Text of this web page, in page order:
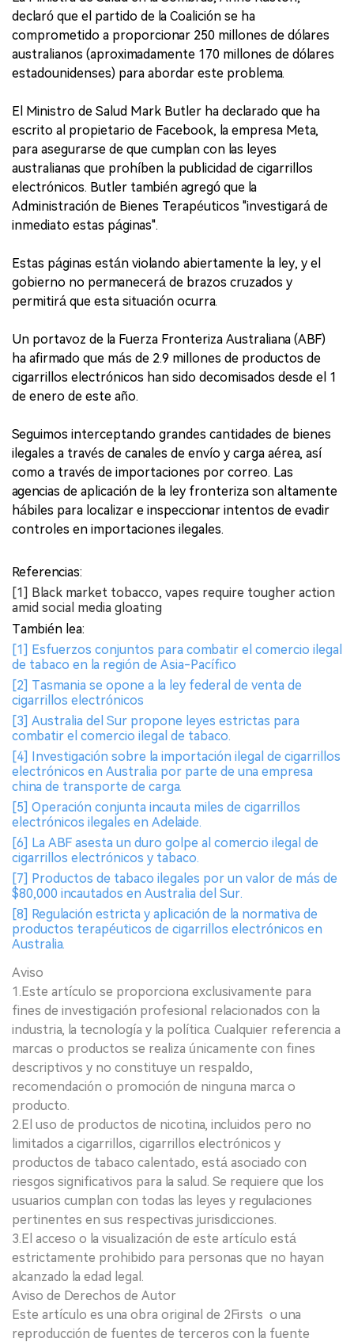
declaró que el partido de la Coalición se ha
comprometido a proporcionar 250 millones de dólares
australianos (aproximadamente 170 millones de dólares
estadounidenses) para abordar este problema.
El Ministro de Salud Mark Butler ha declarado que ha
escrito al propietario de Facebook, la empresa Meta,
para asegurarse de que cumplan con las leyes
australianas que prohíben la publicidad de cigarrillos
electrónicos. Butler también agregó que la
Administración de Bienes Terapéuticos "investigará de
inmediato estas páginas".
Estas páginas están violando abiertamente la ley, y el
gobierno no permanecerá de brazos cruzados y
permitirá que esta situación ocurra.
Un portavoz de la Fuerza Fronteriza Australiana (ABF)
ha afirmado que más de 2.9 millones de productos de
cigarrillos electrónicos han sido decomisados desde el 1
de enero de este año.
Seguimos interceptando grandes cantidades de bienes
ilegales a través de canales de envío y carga aérea, así
como a través de importaciones por correo. Las
agencias de aplicación de la ley fronteriza son altamente
hábiles para localizar e inspeccionar intentos de evadir
controles en importaciones ilegales.
Referencias:
[1] Black market tobacco, vapes require tougher action
amid social media gloating
También lea:
[1] Esfuerzos conjuntos para combatir el comercio ilegal
de tabaco en la región de Asia-Pacífico
[2] Tasmania se opone a la ley federal de venta de
cigarrillos electrónicos
[3] Australia del Sur propone leyes estrictas para
combatir el comercio ilegal de tabaco.
[4] Investigación sobre la importación ilegal de cigarrillos
electrónicos en Australia por parte de una empresa
china de transporte de carga.
[5] Operación conjunta incauta miles de cigarrillos
electrónicos ilegales en Adelaide.
[6] La ABF asesta un duro golpe al comercio ilegal de
cigarrillos electrónicos y tabaco.
[7] Productos de tabaco ilegales por un valor de más de
$80,000 incautados en Australia del Sur.
[8] Regulación estricta y aplicación de la normativa de
productos terapéuticos de cigarrillos electrónicos en
Australia.
Aviso
1.Este artículo se proporciona exclusivamente para
fines de investigación profesional relacionados con la
industria, la tecnología y la política. Cualquier referencia a
marcas o productos se realiza únicamente con fines
descriptivos y no constituye un respaldo,
recomendación o promoción de ninguna marca o
producto.
2.El uso de productos de nicotina, incluidos pero no
limitados a cigarrillos, cigarrillos electrónicos y
productos de tabaco calentado, está asociado con
riesgos significativos para la salud. Se requiere que los
usuarios cumplan con todas las leyes y regulaciones
pertinentes en sus respectivas jurisdicciones.
3.El acceso o la visualización de este artículo está
estrictamente prohibido para personas que no hayan
alcanzado la edad legal.
Aviso de Derechos de Autor
Este artículo es una obra original de 2Firsts o una
reproducción de fuentes de terceros con la fuente